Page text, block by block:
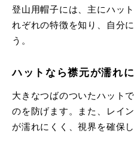
登山用帽子には、主にハッ
れぞれの特徴を知り、自分
う。
ハットなら襟元が濡れ
大きなつばのついたハット
のを防げます。また、レイ
が濡れにくく、視界を確保